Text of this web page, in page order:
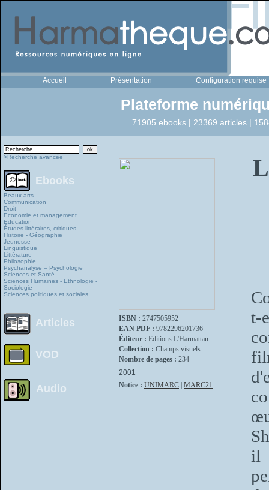
Accueil Présentation Configuration requise
Plateforme
71905 ebooks | 23369 articles |
>Recherche avancée
Ebooks
Beaux-arts
Communication
Droit
Economie et management
Education
Études littéraires, critiques
Histoire - Géographie
Jeunesse
Linguistique
Littérature
Philosophie
Psychanalyse – Psychologie
Sciences et Santé
Sciences Humaines - Ethnologie -
Sociologie
Sciences politiques et sociales
Articles
VOD
Audio
ISBN : 2747505952
EAN PDF : 9782296201736
Éditeur : Editions L'Harmattan
Collection : Champs visuels
Nombre de pages : 234
2001
Notice : UNIMARC MARC21
t-
il